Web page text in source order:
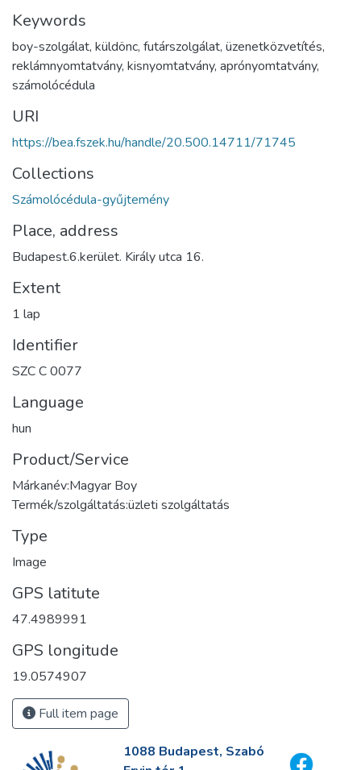
Keywords
boy-szolgálat, küldönc, futárszolgálat, üzenetközvetítés,
reklámnyomtatvány, kisnyomtatvány, aprónyomtatvány,
számolócédula
URI
https://bea.fszek.hu/handle/20.500.14711/71745
Collections
Számolócédula-gyűjtemény
Place, address
Budapest.6.kerület. Király utca 16.
Extent
1 lap
Identifier
SZC C 0077
Language
hun
Product/Service
Márkanév:Magyar Boy
Termék/szolgáltatás:üzleti szolgáltatás
Type
Image
GPS latitute
47.4989991
GPS longitude
19.0574907
Full item page
1088 Budapest, Szabó